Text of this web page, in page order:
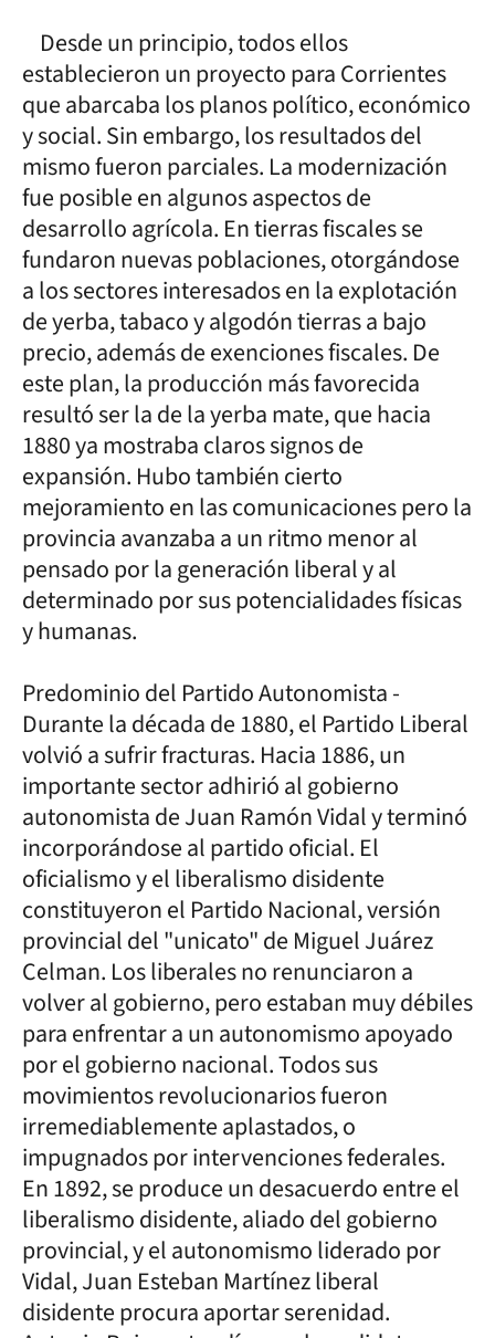
Desde un principio, todos ellos
establecieron un proyecto para Corrientes
que abarcaba los planos político, económico
y social. Sin embargo, los resultados del
mismo fueron parciales. La modernización
fue posible en algunos aspectos de
desarrollo agrícola. En tierras fiscales se
fundaron nuevas poblaciones, otorgándose
a los sectores interesados en la explotación
de yerba, tabaco y algodón tierras a bajo
precio, además de exenciones fiscales. De
este plan, la producción más favorecida
resultó ser la de la yerba mate, que hacia
1880 ya mostraba claros signos de
expansión. Hubo también cierto
mejoramiento en las comunicaciones pero la
provincia avanzaba a un ritmo menor al
pensado por la generación liberal y al
determinado por sus potencialidades físicas
y humanas.
Predominio del Partido Autonomista -
Durante la década de 1880, el Partido Liberal
volvió a sufrir fracturas. Hacia 1886, un
importante sector adhirió al gobierno
autonomista de Juan Ramón Vidal y terminó
incorporándose al partido oficial. El
oficialismo y el liberalismo disidente
constituyeron el Partido Nacional, versión
provincial del "unicato" de Miguel Juárez
Celman. Los liberales no renunciaron a
volver al gobierno, pero estaban muy débiles
para enfrentar a un autonomismo apoyado
por el gobierno nacional. Todos sus
movimientos revolucionarios fueron
irremediablemente aplastados, o
impugnados por intervenciones federales.
En 1892, se produce un desacuerdo entre el
liberalismo disidente, aliado del gobierno
provincial, y el autonomismo liderado por
Vidal, Juan Esteban Martínez liberal
disidente procura aportar serenidad.